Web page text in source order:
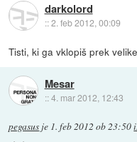
darkolord
::2. feb 2012, 00:09
Tisti, ki ga vklopiš prek
Mesar
::4. mar 2012, 12:43
pegasus je 1. feb 2012 ob 23:50